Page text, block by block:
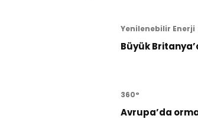
Yenilenebilir Enerji
Büyük
360°
Avrupa’da